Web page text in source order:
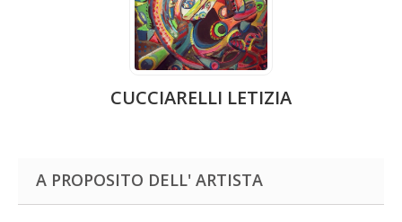
CUCCIARELLI LETIZIA
A PROPOSITO DELL' ARTISTA